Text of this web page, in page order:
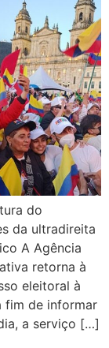
do
da ultradireita
A Agência
retorna à
eleitoral à
fim de informar
a serviço […]